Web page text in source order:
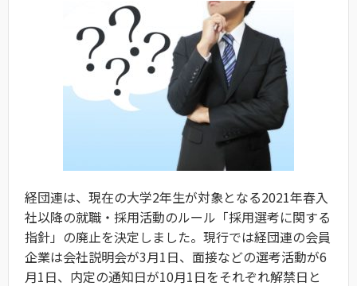
経団連は、現在の大学2年生が対象となる2021年春入
社以降の就職・採用活動のルール「採用選考に関する
指針」の廃止を決定しました。現行では経団連の会員
企業は会社説明会が3月1日、面接などの選考活動が6
月1日、内定の通知日が10月1日をそれぞれ解禁日と